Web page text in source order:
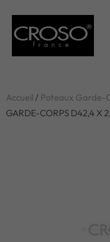
Accueil / Poteaux Garde-
GARDE-CORPS D42,4 X